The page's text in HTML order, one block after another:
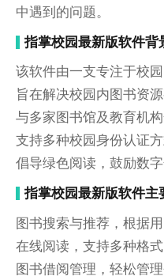
中遇到的问题。
指掌校园最新版软件背
该软件由一支专注于校
旨在解决校园内图书资
与多家图书馆及教育机
支持多种校园身份认证
倡导绿色阅读，鼓励数字
指掌校园最新版软件主
图书搜索与推荐，根据
在线阅读，支持多种格式
图书借阅管理，轻松管